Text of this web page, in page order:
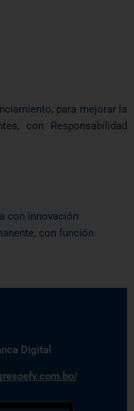
para mejorar la
con Responsabilidad
con innovación
con función
Digital